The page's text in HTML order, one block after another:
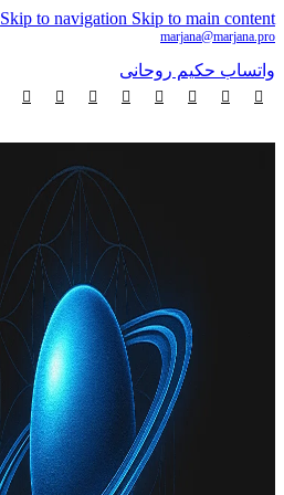
Skip to navigation Skip to main content
marjana@marjana.pro
واتساب حكيم روحانى